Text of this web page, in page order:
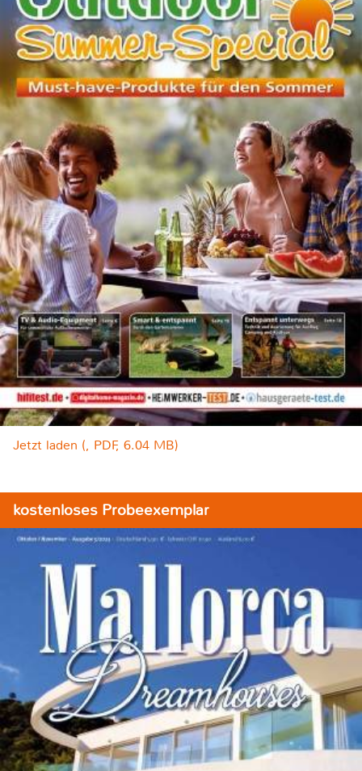
Jetzt laden (, PDF, 6.04 MB)
kostenloses Probeexemplar